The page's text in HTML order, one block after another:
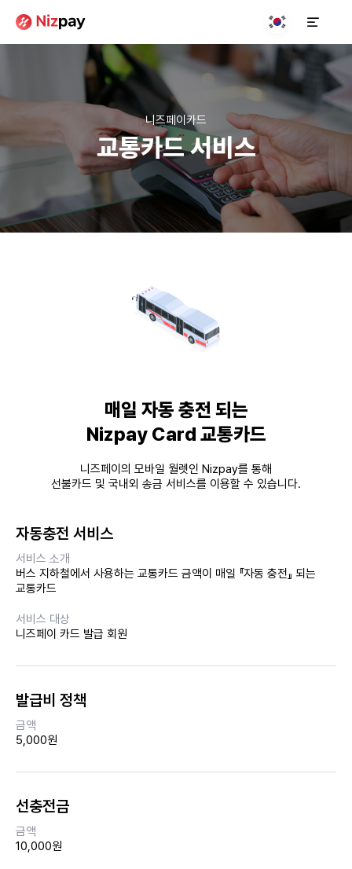
니즈페이카드
교통카드 서비스
매일 자동 충전 되는
Nizpay Card 교통카드
니즈페이의 모바일 월렛인 Nizpay를 통해
선불카드 및 국내외 송금 서비스를 이용할 수 있습니다.
자동충전 서비스
서비스 소개
버스 지하철에서 사용하는 교통카드 금액이 매일 『자동 충전』 되는
교통카드
서비스 대상
니즈페이 카드 발급 회원
발급비 정책
금액
5,000원
선충전금
금액
10,000원